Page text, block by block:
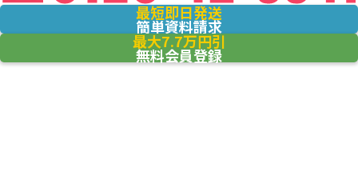
最短即日発送
簡単資料請求
最大7.7万円引
無料会員登録